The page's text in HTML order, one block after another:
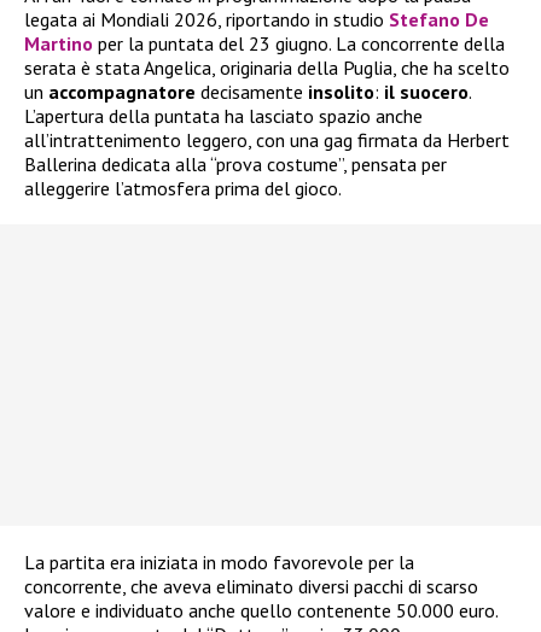
legata ai Mondiali 2026, riportando in studio Stefano De
Martino per la puntata del 23 giugno. La concorrente della
serata è stata Angelica, originaria della Puglia, che ha scelto
un accompagnatore decisamente insolito: il suocero.
L’apertura della puntata ha lasciato spazio anche
all’intrattenimento leggero, con una gag firmata da Herbert
Ballerina dedicata alla “prova costume”, pensata per
alleggerire l’atmosfera prima del gioco.
La partita era iniziata in modo favorevole per la
concorrente, che aveva eliminato diversi pacchi di scarso
valore e individuato anche quello contenente 50.000 euro.